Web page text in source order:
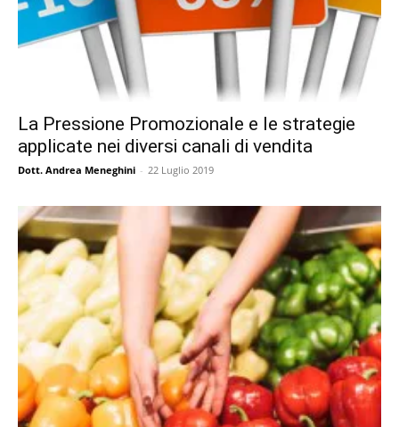
La Pressione Promozionale e le strategie
applicate nei diversi canali di vendita
Dott. Andrea Meneghini - 22 Luglio 2019